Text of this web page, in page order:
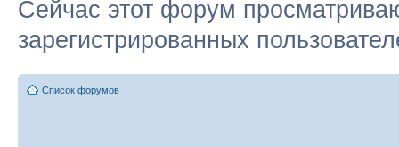
Сейчас этот форум
зарегистрированных
Список форумов